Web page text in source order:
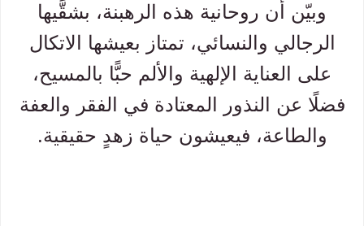
وبيّن أن روحانية هذه الرهبنة، بشقَّيها
الرجالي والنسائي، تمتاز بعيشها الاتكال
على العناية الإلهية والألم حبًّا بالمسيح،
فضلًا عن النذور المعتادة في الفقر والعفة
والطاعة، فيعيشون حياة زهدٍ حقيقية.